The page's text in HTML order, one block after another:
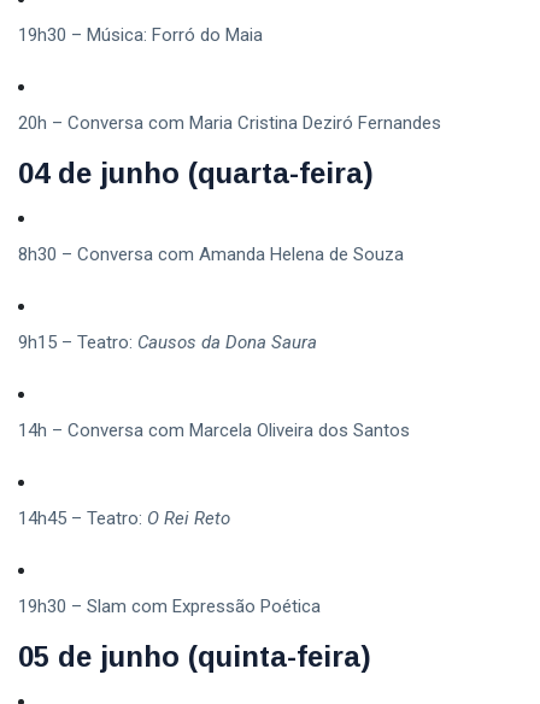
19h30 – Música: Forró do Maia
20h – Conversa com Maria Cristina Deziró Fernandes
04 de junho (quarta-feira)
8h30 – Conversa com Amanda Helena de Souza
9h15 – Teatro: Causos da Dona Saura
14h – Conversa com Marcela Oliveira dos Santos
14h45 – Teatro: O Rei Reto
19h30 – Slam com Expressão Poética
05 de junho (quinta-feira)